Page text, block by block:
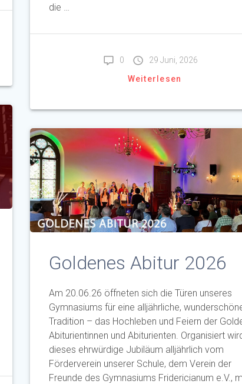
die …
0
29 Juni, 2026
Weiterlesen
Goldenes Abitur 2026
Am 20.06.26 öffneten sich die Türen unseres
Gymnasiums für eine alljährliche,
Tradition – das Hochleben und Feiern der
Abiturientinnen und Abiturienten. Organisiert
dieses ehrwürdige Jubiläum alljährlich vom
Förderverein unserer Schule, dem Verein der
Freunde des Gymnasiums Fridericianum e.V.,